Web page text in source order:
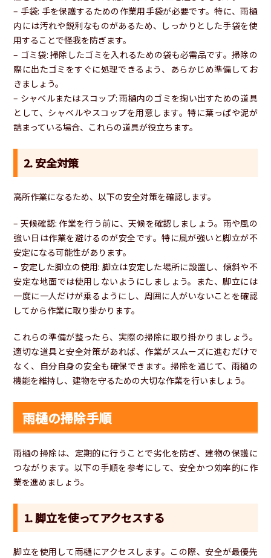
– 手袋: 手を保護するための作業用手袋が必要です。特に、雨樋
内には汚れや鋭利なものがあるため、しっかりとした手袋を使
用することで怪我を防ぎます。
– ゴミ袋: 掃除したゴミを入れるための袋も必需品です。掃除の
際に出たゴミをすぐに処理できるよう、あらかじめ準備してお
きましょう。
– シャベルまたはスコップ: 雨樋内のゴミを掬い出すための道具
として、シャベルやスコップを用意します。特に葉っぱや泥が
詰まっている場合、これらの道具が役立ちます。
2. 安全対策
高所作業になるため、以下の安全対策を確認します。
– 天候確認: 作業を行う前に、天候を確認しましょう。雨や風の
強い日は作業を避けるのが安全です。特に風が強いと脚立が不
安定になる可能性があります。
– 安定した脚立の使用: 脚立は安定した場所に設置し、傾斜や不
安定な地面では使用しないようにしましょう。また、脚立には
一度に一人だけが乗るようにし、周囲に人がいないことを確認
してから作業に取り掛かります。
これらの準備が整ったら、実際の掃除に取り掛かりましょう。
適切な道具と安全対策があれば、作業がスムーズに進むだけで
なく、自分自身の安全も確保できます。掃除を通じて、雨樋の
機能を維持し、建物を守るための大切な作業を行いましょう。
雨樋の掃除手順
雨樋の掃除は、定期的に行うことで劣化を防ぎ、建物の保護に
つながります。以下の手順を参考にして、安全かつ効率的に作
業を進めましょう。
1. 脚立を使ってアクセスする
脚立を使用して雨樋にアクセスします。この際、安全が最優先